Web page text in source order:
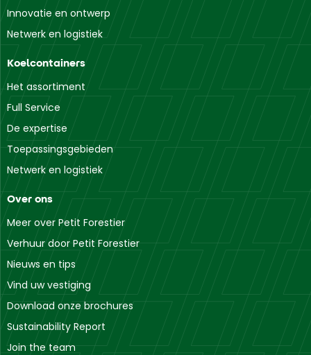
Innovatie en ontwerp
Netwerk en logistiek
Koelcontainers
Het assortiment
Full Service
De expertise
Toepassingsgebieden
Netwerk en logistiek
Over ons
Meer over Petit Forestier
Verhuur door Petit Forestier
Nieuws en tips
Vind uw vestiging
Download onze brochures
Sustainability Report
Join the team